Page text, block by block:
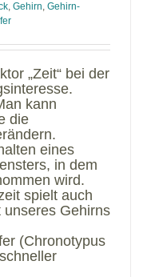
, Gehirn, Gehirn-
„Zeit“ bei der
kann
die
eines
in dem
wird.
spielt auch
Gehirns
(Chronotypus